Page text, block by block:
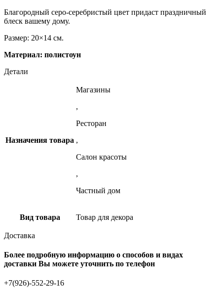
Благородный серо-серебристый цвет придаст праздничный
блеск вашему дому.
Размер: 20×14 см.
Материал: полистоун
Детали
Назначения товара
Магазины
,
Ресторан
,
Салон красоты
,
Частный дом
Вид товара Товар для декора
Доставка
Более подробную информацию о способов и видах
доставки Вы можете уточнить по телефон
+7(926)-552-29-16